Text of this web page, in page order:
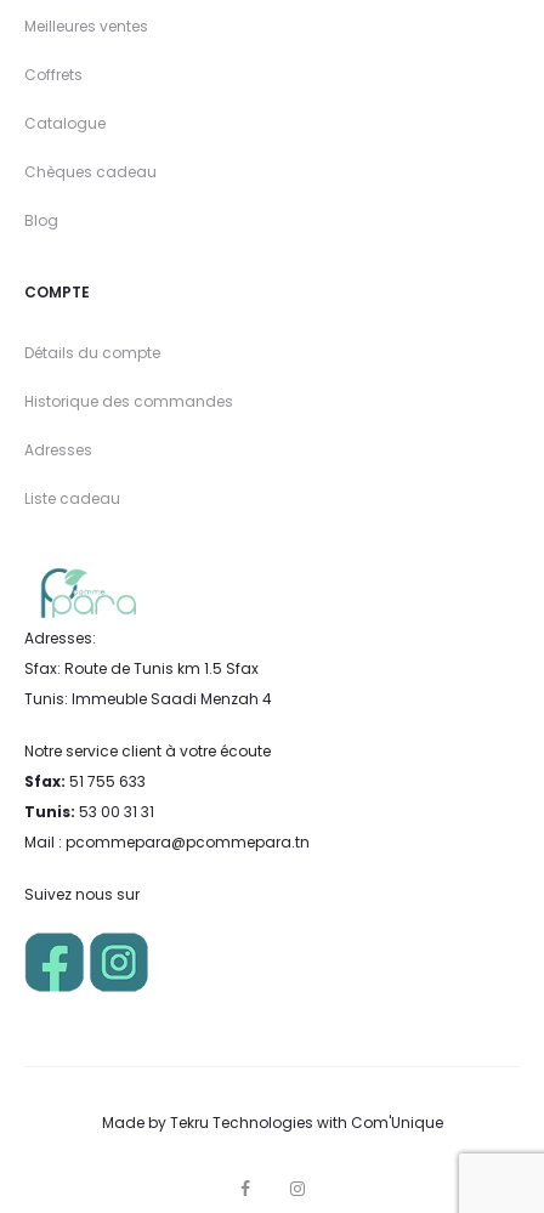
Meilleures ventes
Coffrets
Catalogue
Chèques cadeau
Blog
COMPTE
Détails du compte
Historique des commandes
Adresses
Liste cadeau
Adresses:
Sfax: Route de Tunis km 1.5 Sfax
Tunis: Immeuble Saadi Menzah 4
Notre service client à votre écoute
Sfax: 51 755 633
Tunis: 53 00 31 31
Mail : pcommepara@pcommepara.tn
Suivez nous sur
Made byTekru Technologies with Com'Unique
F
I